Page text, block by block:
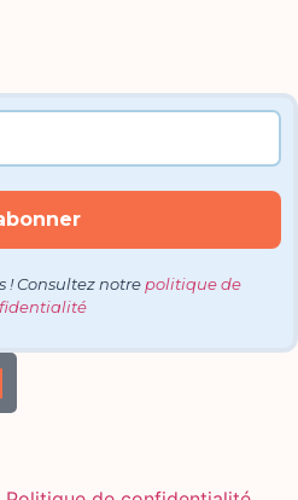
! Consultez notre politique de